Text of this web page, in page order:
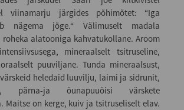
viinamarju järgides põhimõtet: “Iga
nägema jõge.“ Välimuselt madala
roheka alatooniga kahvatukollane. Aroom
mineraalselt tsitruseline,
puuviljane. Tunda mineraalsust,
heledaid luuvilju, laimi ja sidrunit,
pärna-ja õunapuuõisi värskete
Maitse on kerge, kuiv ja tsitruseliselt elav.